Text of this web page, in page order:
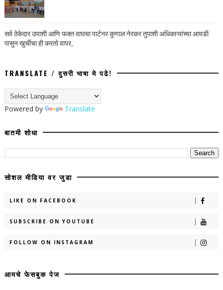
सर्व ठेकेदार उपाशी आणि फक्त वाघचा पार्टनर कुणाल नेरकर तुपाशी अधिकाऱ्यांच्या आयडी
पासुन खुर्चीचा ही करतो वापर,
TRANSLATE / दुसरी भाषा मे पढे!
Powered by Translate
बातमी शोधा
सोशल मीडिया वर जुडा
LIKE ON FACEBOOK
SUBSCRIBE ON YOUTUBE
FOLLOW ON INSTAGRAM
आमचे फेसबुक पेज